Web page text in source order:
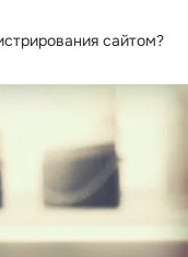
сайтом?